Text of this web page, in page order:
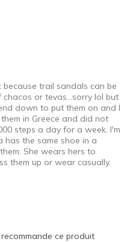
trail sandals can be
chacos or tevas…sorry lol but
down to put them on and I
in Greece and did not
steps a day for a week. I'm
has the same shoe in a
She wears hers to
them up or wear casually.
ce produit